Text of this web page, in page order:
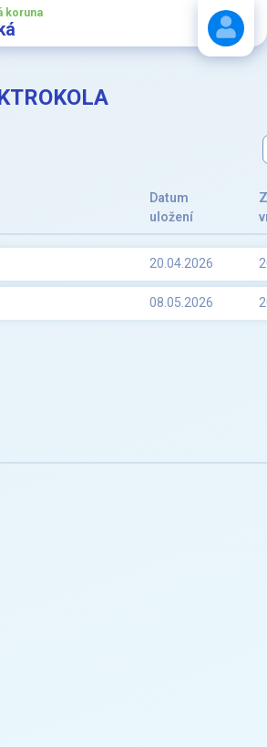
koruna
Stáhnout návod
Datum
uložení
20.04.2026
08.05.2026